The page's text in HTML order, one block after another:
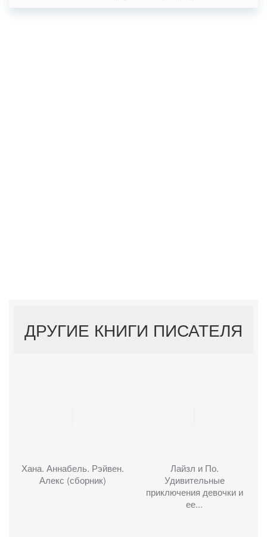
ДРУГИЕ КНИГИ ПИСАТЕЛЯ
Хана. Аннабель. Рэйвен.
Алекс (сборник)
Лайзл и По.
Удивительные
приключения девочки и
ее...